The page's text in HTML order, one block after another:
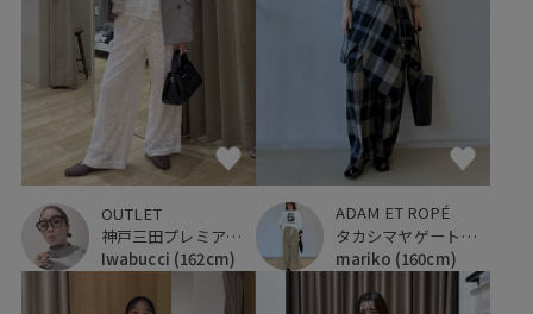
OUTLET
神戸三田プレミアム・アウトレット
Iwabucci (162cm)
ADAM ET ROPÉ
タカシマヤゲートタワーモール
mariko (160cm)